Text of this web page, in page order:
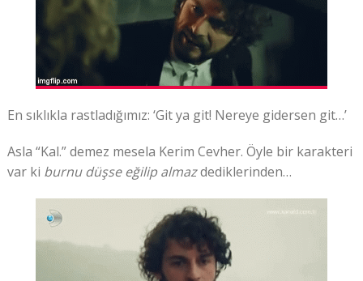
En sıklıkla rastladığımız: ‘Git ya git! Nereye gidersen git…’
Asla “Kal.” demez mesela Kerim Cevher. Öyle bir karakteri
var ki burnu düşse eğilip almazdediklerinden…